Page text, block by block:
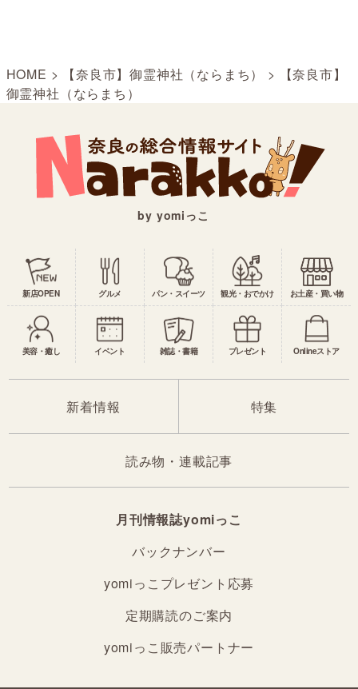
HOME > 【奈良市】御霊神社（ならまち） >
【奈良市】
御霊神社（ならまち）
by yomiっこ
新店OPEN グルメ パン・スイーツ 観光・おでかけ お土産・買い物
美容・癒し イベント 雑誌・書籍 プレゼント Onlineストア
新着情報 特集
読み物・連載記事
月刊情報誌yomiっこ
バックナンバー
yomiっこプレゼント応募
定期購読のご案内
yomiっこ販売パートナー